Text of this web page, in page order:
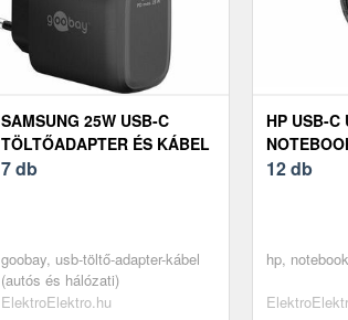
SAMSUNG 25W USB-C
TÖLTŐADAPTER ÉS KÁBEL
7 db
goobay, usb-töltő-adapter-kábel
(autós és hálózati)
ElektroElektro.hu
HP USB-C
12 db
hp,